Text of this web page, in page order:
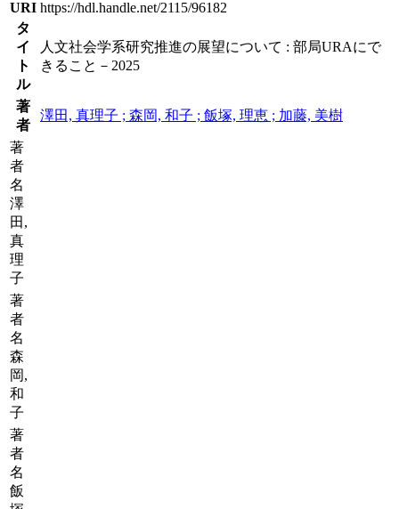
URI https://hdl.handle.net/2115/96182
タ
イ
ト
ル
人文社会学系研究推進の展望について : 部局URAにで
きること－2025
著
者
澤田, 真理子 ; 森岡, 和子 ; 飯塚, 理恵 ; 加藤, 美樹
著
者
名
澤
田,
真
理
子
著
者
名
森
岡,
和
子
著
者
名
飯